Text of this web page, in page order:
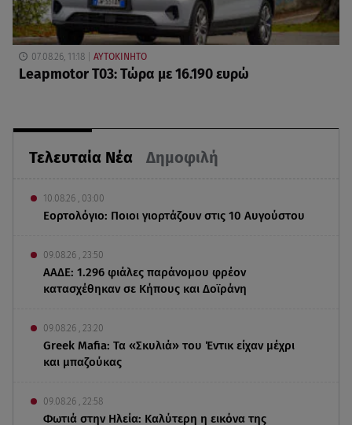
Τελευταία Νέα Δημοφιλή
10.08.26 , 03:00
Εορτολόγιο: Ποιοι γιορτάζουν στις 10 Αυγούστου
09.08.26 , 23:50
ΑΑΔΕ: 1.296 φιάλες παράνομου φρέον
κατασχέθηκαν σε Κήπους και Δοϊράνη
09.08.26 , 23:20
Greek Mafia: Τα «Σκυλιά» του Έντικ είχαν μέχρι
και μπαζούκας
09.08.26 , 22:58
Φωτιά στην Ηλεία: Καλύτερη η εικόνα της
07.08.26, 11:18 ΑΥΤΟΚΙΝΗΤΟ
Leapmotor T03: Τώρα με 16.190 ευρώ